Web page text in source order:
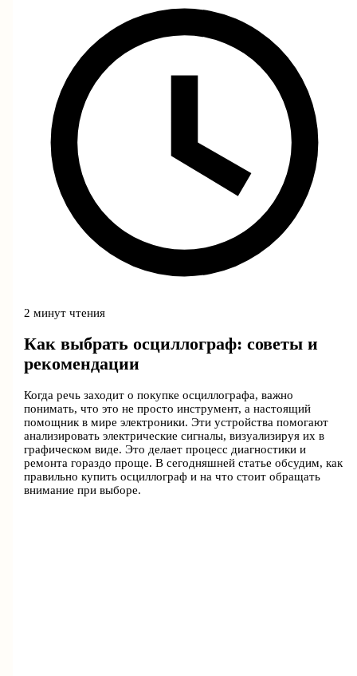
2 минут чтения
Как выбрать осциллограф: советы и
рекомендации
Когда речь заходит о покупке осциллографа, важно
понимать, что это не просто инструмент, а настоящий
помощник в мире электроники. Эти устройства помогают
анализировать электрические сигналы, визуализируя их в
графическом виде. Это делает процесс диагностики и
ремонта гораздо проще. В сегодняшней статье обсудим, как
правильно купить осциллограф и на что стоит обращать
внимание при выборе.